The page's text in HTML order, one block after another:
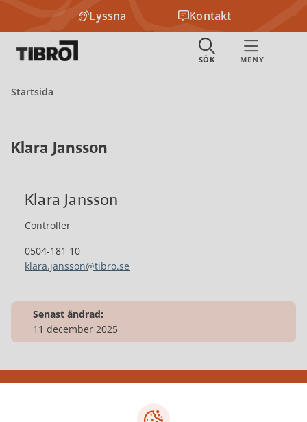
Lyssna Kontakt
Startsida
Klara Jansson
Klara Jansson
Controller
0504-181 10
klara.jansson@tibro.se
Senast ändrad:
11 december 2025